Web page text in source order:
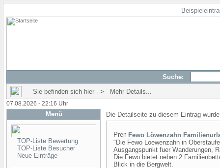
Suche:
Sie befinden sich hier --> Mehr Details...
07.08.2026 - 22:16 Uhr
Menü
TOP-Liste Bewertung
TOP-Liste Besucher
Neue Einträge
Die Detailseite zu diesem Eintrag
Fewo Löwenzahn
"Die Fewo Loewenzahn in
Ausgangspunkt fuer Wanderungen,
Die Fewo bietet neben 2
Blick in die Bergwelt.